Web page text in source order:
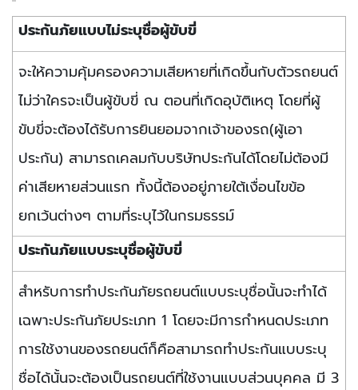
ประกันภัยแบบไม่ระบุชื่อผู้ขับขี่
จะให้ความคุ้มครองความเสียหายที่เกิดขึ้นกับตัวรถยนต์
ไม่ว่าใครจะเป็นผู้ขับขี่ ณ ตอนที่เกิดอุบัติเหตุ โดยที่ผู้
ขับขี่จะต้องได้รับการยินยอมจากเจ้าของรถ(ผู้เอา
ประกัน) สามารถเคลมกับบริษัทประกันได้โดยไม่ต้องมี
ค่าเสียหายส่วนแรก ทั้งนี้ต้องอยู่ภายใต้เงื่อนไขข้อ
ยกเว้นต่างๆ ตามที่ระบุไว้ในกรมธรรม์
ประกันภัยแบบระบุชื่อผู้ขับขี่
สำหรับการทำประกันภัยรถยนต์แบบระบุชื่อนั้นจะทำได้
เฉพาะประกันภัยประเภท 1 โดยจะมีการกำหนดประเภท
การใช้งานของรถยนต์ก็คือสามารถทำประกันแบบระบุ
ชื่อได้นั้นจะต้องเป็นรถยนต์ที่ใช้งานแบบส่วนบุคคล มี 3